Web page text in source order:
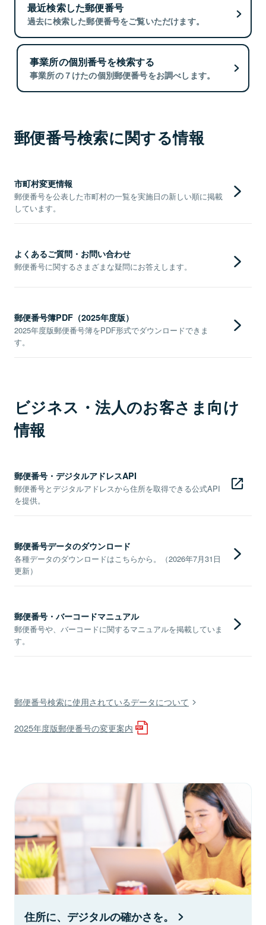
最近検索した郵便番号
過去に検索した郵便番号をご覧いただけます。
事業所の個別番号を検索する
事業所の７けたの個別郵便番号をお調べします。
郵便番号検索に関する情報
市町村変更情報
郵便番号を公表した市町村の一覧を実施日の新しい順に掲載
しています。
よくあるご質問・お問い合わせ
郵便番号に関するさまざまな疑問にお答えします。
郵便番号簿PDF（2025年度版）
2025年度版郵便番号簿をPDF形式でダウンロードできま
す。
ビジネス・法人のお客さま向け
情報
郵便番号・デジタルアドレスAPI
郵便番号とデジタルアドレスから住所を取得できる公式API
を提供。
郵便番号データのダウンロード
各種データのダウンロードはこちらから。（2026年7月31日
更新）
郵便番号・バーコードマニュアル
郵便番号や、バーコードに関するマニュアルを掲載していま
す。
郵便番号検索に使用されているデータについて
2025年度版郵便番号の変更案内
住所に、デジタルの確かさを。